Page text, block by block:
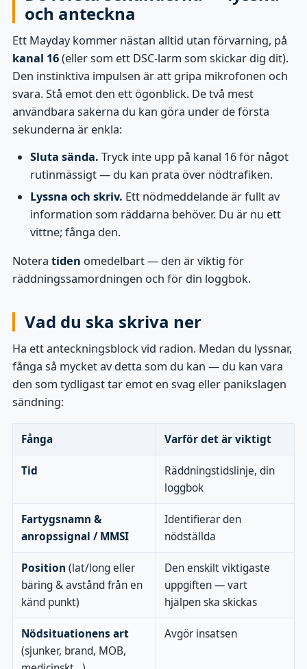
och anteckna
Ett Mayday kommer nästan alltid utan förvarning, på
kanal 16(eller som ett DSC-larm som skickar dig dit).
Den instinktiva impulsen är att gripa mikrofonen och
svara. Stå emot den ett ögonblick. De två mest
användbara sakerna du kan göra under de första
sekunderna är enkla:
Sluta sända. Tryck inte upp på kanal 16 för något
rutinmässigt — du kan prata över nödtrafiken.
Lyssna och skriv. Ett nödmeddelande är fullt av
information som räddarna behöver. Du är nu ett
vittne; fånga den.
Notera tiden omedelbart — den är viktig för
räddningssamordningen och för din loggbok.
Vad du ska skriva ner
Ha ett anteckningsblock vid radion. Medan du lyssnar,
fånga så mycket av detta som du kan — du kan vara
den som tydligast tar emot en svag eller panikslagen
sändning:
Fånga Varför det är viktigt
Tid
Räddningstidslinje, din
loggbok
Fartygsnamn &
anropssignal / MMSI
Identifierar den
nödställda
Position (lat/long eller
bäring & avstånd från en
känd punkt)
Den enskilt viktigaste
uppgiften — vart
hjälpen ska skickas
Nödsituationens art
(sjunker, brand, MOB,
Avgör insatsen